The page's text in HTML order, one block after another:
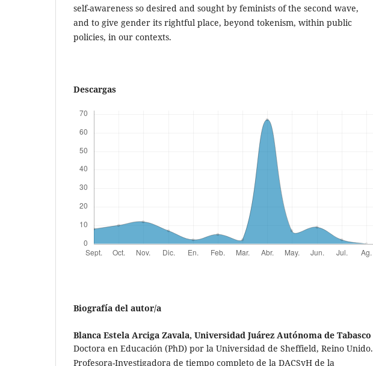
self-awareness so desired and sought by feminists of the second wave,
and to give gender its rightful place, beyond tokenism, within public
policies, in our contexts.
Descargas
Biografía del autor/a
Blanca Estela Arciga Zavala, Universidad Juárez Autónoma de Tabasco
Doctora en Educación (PhD) por la Universidad de Sheffield, Reino Unido.
Profesora-Investigadora de tiempo completo de la DACSyH de la